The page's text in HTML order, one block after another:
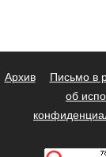
Архив Письмо в
об